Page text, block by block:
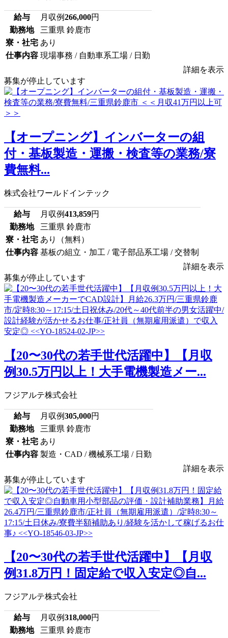
給与 月収例266,000円
勤務地
三重県 鈴鹿市
寮・社宅 あり
仕事内容 現場事務 / 自動車系工場 / 日勤
詳細を表示
募集が停止しています
【オープニング】インバーターの組
付・基板製造・運搬・検査等の業務/寮
費無料...
株式会社ワールドインテック
給与 月収例413,859円
勤務地
三重県 鈴鹿市
寮・社宅 あり（無料）
仕事内容 基板の組立・加工 / 電子部品系工場 / 交替制
詳細を表示
募集が停止しています
【20〜30代の若手世代活躍中】【月収
例30.5万円以上！大手電機製造メー...
フジアルテ株式会社
給与 月収例305,000円
勤務地
三重県 鈴鹿市
寮・社宅 あり
仕事内容 製造・CAD / 機械系工場 / 日勤
詳細を表示
募集が停止しています
【20〜30代の若手世代活躍中】【月収
例31.8万円！固定給で収入安定◎自...
フジアルテ株式会社
給与 月収例318,000円
勤務地
三重県 鈴鹿市